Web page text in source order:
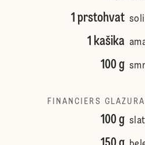
1 prstohvat soli
1 kašika
100 g
FINANCIERS
100 g